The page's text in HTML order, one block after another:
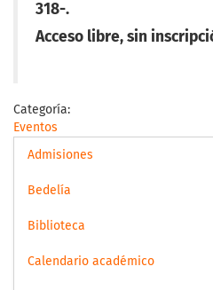
318-.
Acceso libre, sin
Categoría:
Eventos
Admisiones
Bedelía
Biblioteca
Calendario académico